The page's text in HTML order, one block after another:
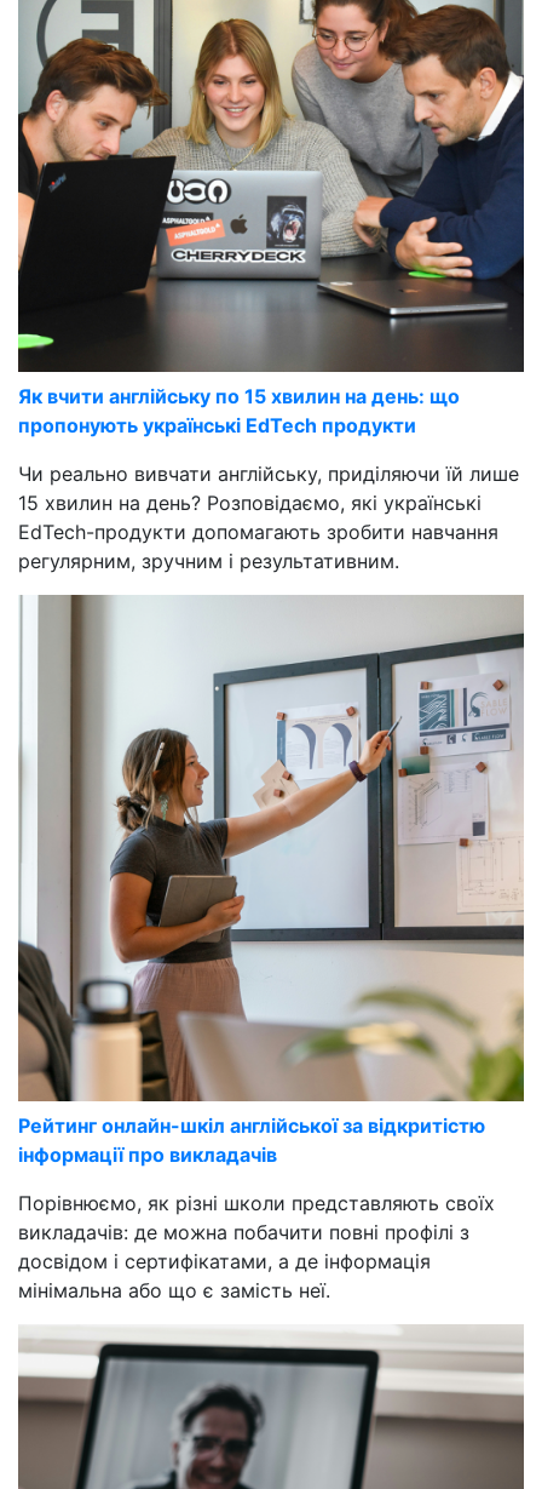
Як вчити англійську по 15 хвилин на день: що
пропонують українські EdTech продукти
Чи реально вивчати англійську, приділяючи їй лише
15 хвилин на день? Розповідаємо, які українські
EdTech-продукти допомагають зробити навчання
регулярним, зручним і результативним.
Рейтинг онлайн-шкіл англійської за відкритістю
інформації про викладачів
Порівнюємо, як різні школи представляють своїх
викладачів: де можна побачити повні профілі з
досвідом і сертифікатами, а де інформація
мінімальна або що є замість неї.